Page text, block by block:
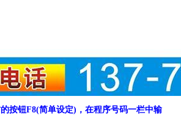
按钮F8(简单设定)，在程序号码一栏中输